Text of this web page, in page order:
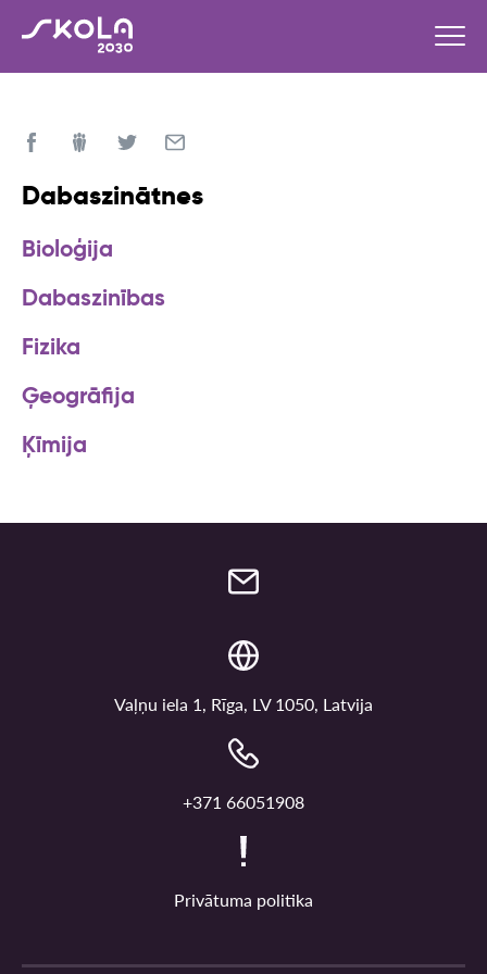
Dabaszinātnes
Bioloģija
Dabaszinības
Fizika
Ģeogrāfija
Ķīmija
Vaļņu iela 1, Rīga, LV 1050, Latvija
+371 66051908
Privātuma politika